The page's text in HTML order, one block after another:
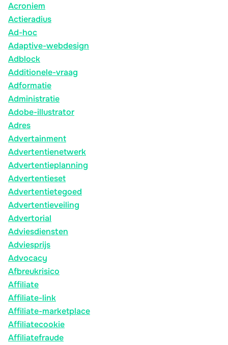
Acroniem
Actieradius
Ad-hoc
Adaptive-webdesign
Adblock
Additionele-vraag
Adformatie
Administratie
Adobe-illustrator
Adres
Advertainment
Advertentienetwerk
Advertentieplanning
Advertentieset
Advertentietegoed
Advertentieveiling
Advertorial
Adviesdiensten
Adviesprijs
Advocacy
Afbreukrisico
Affiliate
Affiliate-link
Affiliate-marketplace
Affiliatecookie
Affiliatefraude